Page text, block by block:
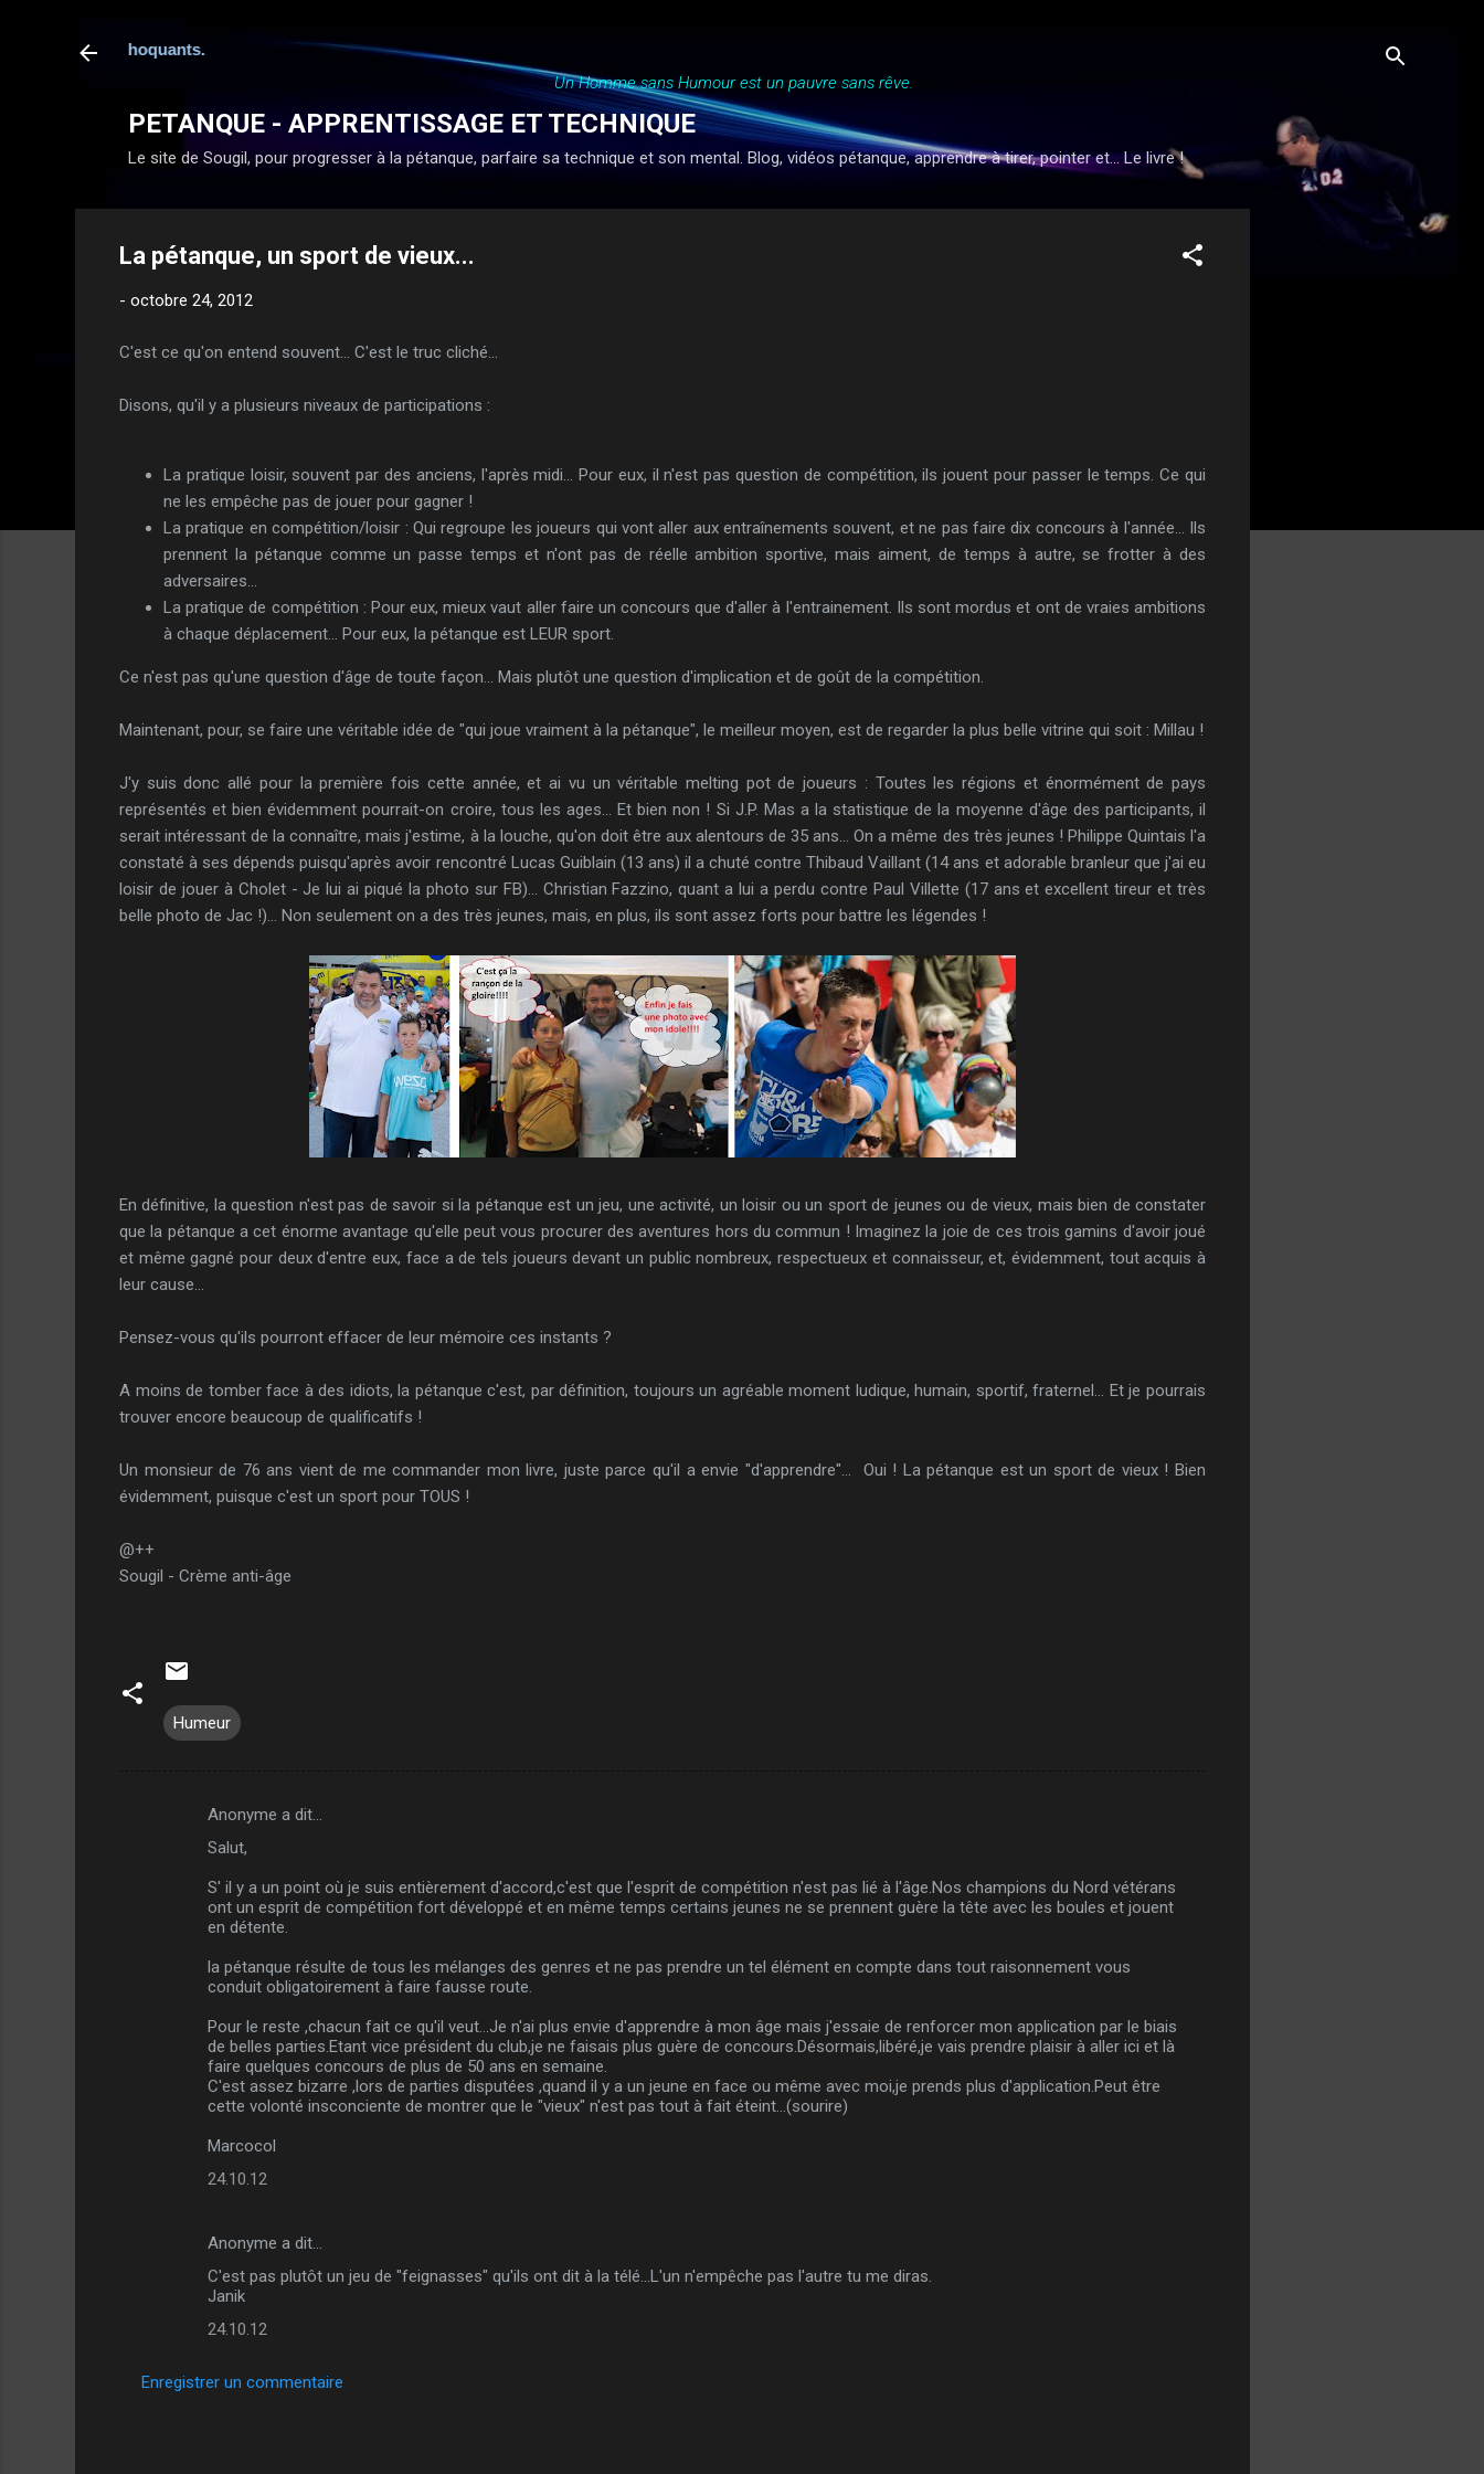
choquants.
Un Homme sans Humour est un pauvre sans rêve.
PETANQUE - APPRENTISSAGE ET TECHNIQUE
Le site de Sougil, pour progresser à la pétanque, parfaire sa technique et son mental. Blog, vidéos pétanque, apprendre à tirer, pointer et... Le livre !
La pétanque, un sport de vieux...
- octobre 24, 2012
C'est ce qu'on entend souvent... C'est le truc cliché...
Disons, qu'il y a plusieurs niveaux de participations :
La pratique loisir, souvent par des anciens, l'après midi... Pour eux, il n'est pas question de compétition, ils jouent pour passer le temps. Ce qui
ne les empêche pas de jouer pour gagner !
La pratique en compétition/loisir : Qui regroupe les joueurs qui vont aller aux entraînements souvent, et ne pas faire dix concours à l'année... Ils
prennent la pétanque comme un passe temps et n'ont pas de réelle ambition sportive, mais aiment, de temps à autre, se frotter à des
adversaires...
La pratique de compétition : Pour eux, mieux vaut aller faire un concours que d'aller à l'entrainement. Ils sont mordus et ont de vraies ambitions
à chaque déplacement... Pour eux, la pétanque est LEUR sport.
Ce n'est pas qu'une question d'âge de toute façon... Mais plutôt une question d'implication et de goût de la compétition.
Maintenant, pour, se faire une véritable idée de "qui joue vraiment à la pétanque", le meilleur moyen, est de regarder la plus belle vitrine qui soit : Millau !
J'y suis donc allé pour la première fois cette année, et ai vu un véritable melting pot de joueurs : Toutes les régions et énormément de pays
représentés et bien évidemment pourrait-on croire, tous les ages... Et bien non ! Si J.P. Mas a la statistique de la moyenne d'âge des participants, il
serait intéressant de la connaître, mais j'estime, à la louche, qu'on doit être aux alentours de 35 ans... On a même des très jeunes ! Philippe Quintais l'a
constaté à ses dépends puisqu'après avoir rencontré Lucas Guiblain (13 ans) il a chuté contre Thibaud Vaillant (14 ans et adorable branleur que j'ai eu
loisir de jouer à Cholet - Je lui ai piqué la photo sur FB)... Christian Fazzino, quant a lui a perdu contre Paul Villette (17 ans et excellent tireur et très
belle photo de Jac !)... Non seulement on a des très jeunes, mais, en plus, ils sont assez forts pour battre les légendes !
En définitive, la question n'est pas de savoir si la pétanque est un jeu, une activité, un loisir ou un sport de jeunes ou de vieux, mais bien de constater
que la pétanque a cet énorme avantage qu'elle peut vous procurer des aventures hors du commun ! Imaginez la joie de ces trois gamins d'avoir joué
et même gagné pour deux d'entre eux, face a de tels joueurs devant un public nombreux, respectueux et connaisseur, et, évidemment, tout acquis à
leur cause...
Pensez-vous qu'ils pourront effacer de leur mémoire ces instants ?
A moins de tomber face à des idiots, la pétanque c'est, par définition, toujours un agréable moment ludique, humain, sportif, fraternel... Et je pourrais
trouver encore beaucoup de qualificatifs !
Un monsieur de 76 ans vient de me commander mon livre, juste parce qu'il a envie "d'apprendre"... Oui ! La pétanque est un sport de vieux ! Bien
évidemment, puisque c'est un sport pour TOUS !
@++
Sougil - Crème anti-âge
Humeur
Anonyme a dit…
Salut,
S' il y a un point où je suis entièrement d'accord,c'est que l'esprit de compétition n'est pas lié à l'âge.Nos champions du Nord vétérans
ont un esprit de compétition fort développé et en même temps certains jeunes ne se prennent guère la tête avec les boules et jouent
en détente.
la pétanque résulte de tous les mélanges des genres et ne pas prendre un tel élément en compte dans tout raisonnement vous
conduit obligatoirement à faire fausse route.
Pour le reste ,chacun fait ce qu'il veut...Je n'ai plus envie d'apprendre à mon âge mais j'essaie de renforcer mon application par le biais
de belles parties.Etant vice président du club,je ne faisais plus guère de concours.Désormais,libéré,je vais prendre plaisir à aller ici et là
faire quelques concours de plus de 50 ans en semaine.
C'est assez bizarre ,lors de parties disputées ,quand il y a un jeune en face ou même avec moi,je prends plus d'application.Peut être
cette volonté insconciente de montrer que le "vieux" n'est pas tout à fait éteint...(sourire)
Marcocol
24.10.12
Anonyme a dit…
C'est pas plutôt un jeu de "feignasses" qu'ils ont dit à la télé...L'un n'empêche pas l'autre tu me diras.
Janik
24.10.12
Enregistrer un commentaire